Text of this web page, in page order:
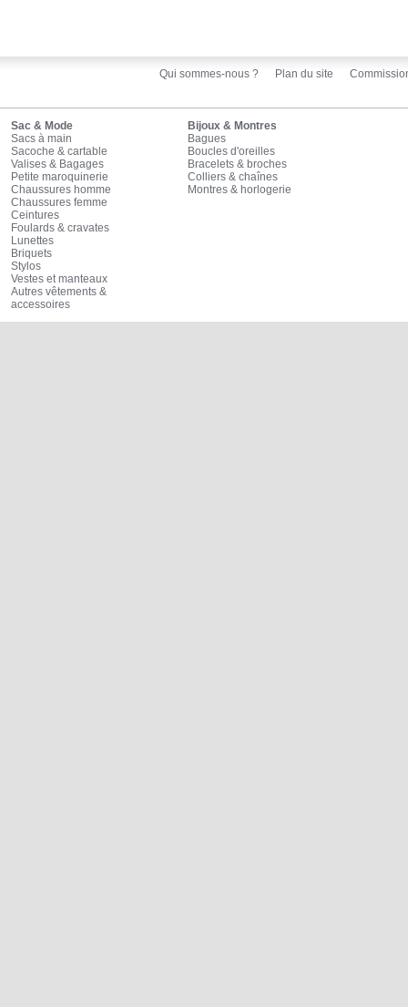
Qui sommes-nous ? Plan du site
Sac & Mode
Sacs à main
Sacoche & cartable
Valises & Bagages
Petite maroquinerie
Chaussures homme
Chaussures femme
Ceintures
Foulards & cravates
Lunettes
Briquets
Stylos
Vestes et manteaux
Autres vêtements &
accessoires
Bijoux & Montres
Bagues
Boucles d'oreilles
Bracelets & broches
Colliers & chaînes
Montres & horlogerie